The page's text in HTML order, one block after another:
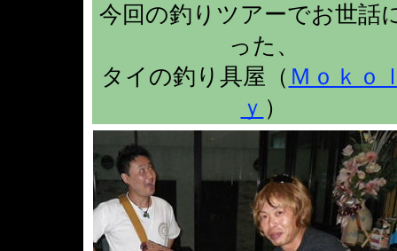
今回の釣りツアーでお世話
った、
タイの釣り具屋（ Ｍｏｋｏ
ｙ ）